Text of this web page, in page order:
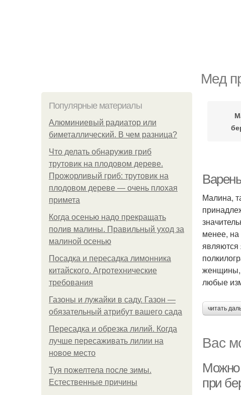
Мед
Популярные материалы
Алюминиевый радиатор или
биметаллический. В чем разница?
Что делать обнаружив гриб
трутовик на плодовом дереве.
Прожорливый гриб: трутовик на
плодовом дереве — очень плохая
примета
Когда осенью надо прекращать
полив малины. Правильный уход за
малиной осенью
Посадка и пересадка лимонника
китайского. Агротехнические
требования
Газоны и лужайки в саду. Газон —
обязательный атрибут вашего сада
Пересадка и обрезка лилий. Когда
лучше пересаживать лилии на
новое место
Туя пожелтела после зимы.
Естественные причины
Малина,
менее, на
являются
женщины,
любые
читать
Вас
Можно
при